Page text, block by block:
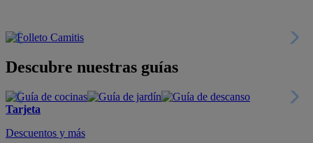
Descubre nuestras guías
Tarjeta
Descuentos y más